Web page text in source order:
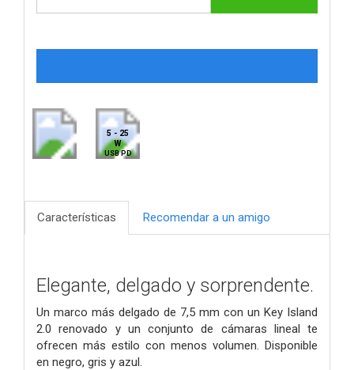
5 - 25
W
USB PD
Características Recomendar a un amigo
Elegante, delgado y sorprendente.
Un marco más delgado de 7,5 mm con un Key Island
2.0 renovado y un conjunto de cámaras lineal te
ofrecen más estilo con menos volumen. Disponible
en negro, gris y azul.